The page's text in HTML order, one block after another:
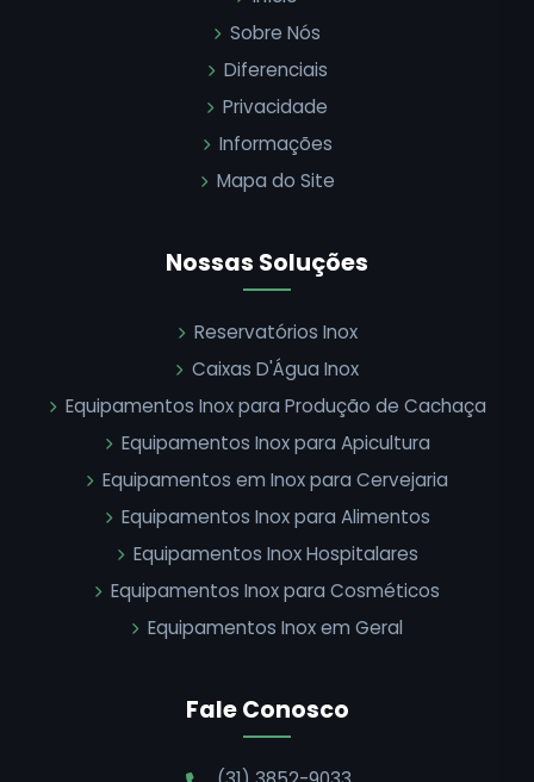
Sobre Nós
Diferenciais
Privacidade
Informações
Mapa do Site
Nossas Soluções
Reservatórios Inox
Caixas D'Água Inox
Equipamentos Inox para Produção de Cachaça
Equipamentos Inox para Apicultura
Equipamentos em Inox para Cervejaria
Equipamentos Inox para Alimentos
Equipamentos Inox Hospitalares
Equipamentos Inox para Cosméticos
Equipamentos Inox em Geral
Fale Conosco